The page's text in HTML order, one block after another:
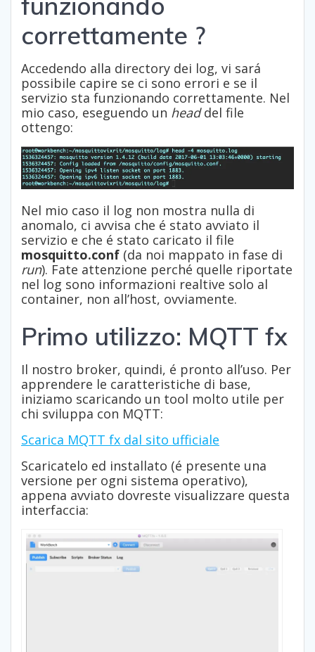
correttamente ?
Accedendo alla directory dei log, vi sará
possibile capire se ci sono errori e se il
servizio sta funzionando correttamente. Nel
mio caso, eseguendo un headdel file
ottengo:
Nel mio caso il log non mostra nulla di
anomalo, ci avvisa che é stato avviato il
servizio e che é stato caricato il file
mosquitto.conf (da noi mappato in fase di
run). Fate attenzione perché quelle riportate
nel log sono informazioni realtive solo al
container, non all’host, ovviamente.
Primo utilizzo: MQTT fx
Il nostro broker, quindi, é pronto all’uso. Per
apprendere le caratteristiche di base,
iniziamo scaricando un tool molto utile per
chi sviluppa con MQTT:
Scarica MQTT fx dal sito ufficiale
Scaricatelo ed installato (é presente una
versione per ogni sistema operativo),
appena avviato dovreste visualizzare questa
interfaccia: